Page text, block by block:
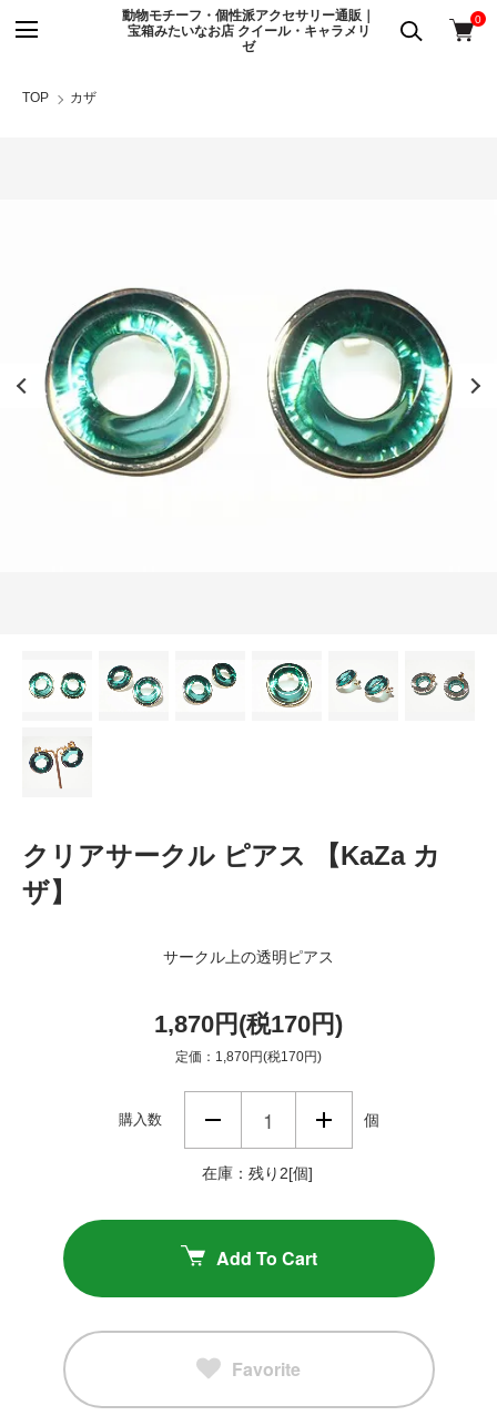
動物モチーフ・個性派アクセサリー通販｜
宝箱みたいなお店 クイール・キャラメリ
ゼ
0
TOP カザ
クリアサークル ピアス 【KaZa カ
ザ】
サークル上の透明ピアス
1,870円(税170円)
定価：1,870円(税170円)
購入数 個
在庫：残り2[個]
Add To Cart
Favorite